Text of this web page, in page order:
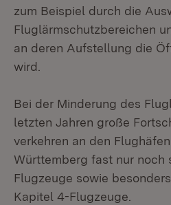
zum Beispiel durch die
Fluglärmschutzbereichen
an deren Aufstellung die
wird.
Bei der Minderung des
letzten Jahren große
verkehren an den
Württemberg fast nur noch
Flugzeuge sowie
Kapitel 4-Flugzeuge.